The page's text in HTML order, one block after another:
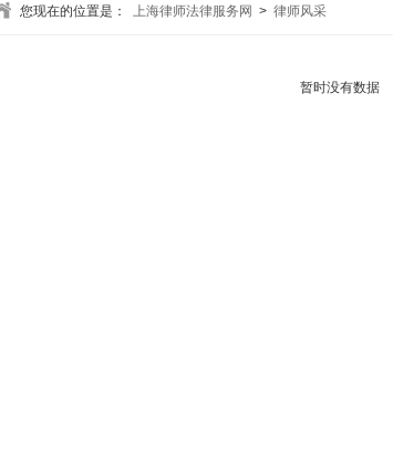
您现在的位置是： 上海律师法律服务网 > 律师风采
暂时没有数据